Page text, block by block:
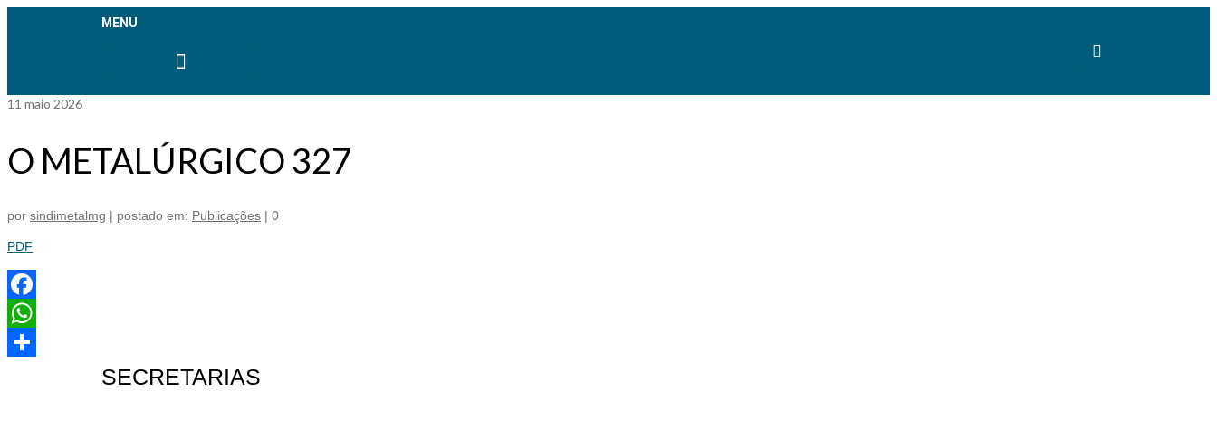
MENU
11 maio 2026
O METALÚRGICO 327
por sindimetalmg | postado em: Publicações | 0
PDF
Facebook
WhatsApp
SECRETARIAS